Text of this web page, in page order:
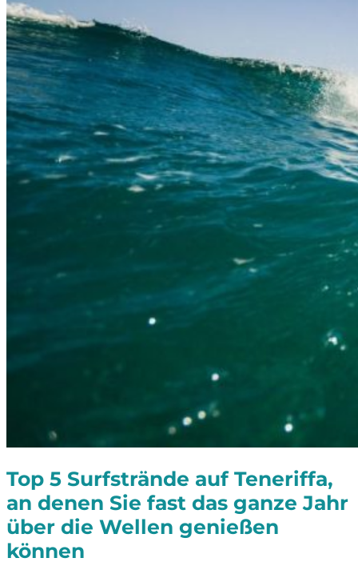
Top 5 Surfstrände auf Teneriffa,
an denen Sie fast das ganze Jahr
über die Wellen genießen
können